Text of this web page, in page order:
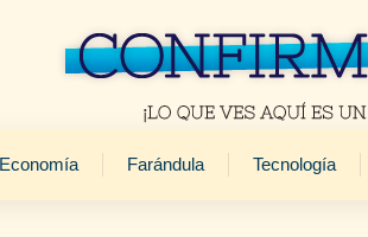
Economía Farándula Tecnología